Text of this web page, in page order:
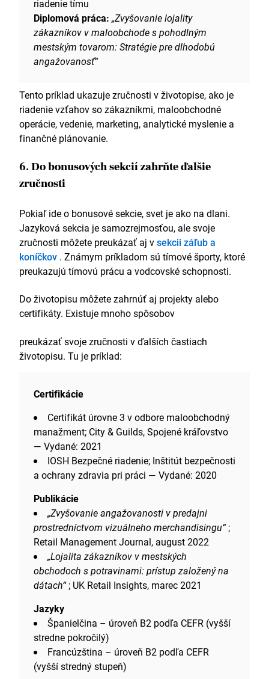
riadenie tímu
Diplomová práca: „Zvyšovanie lojality
zákazníkov v maloobchode s pohodlným
mestským tovarom: Stratégie pre dlhodobú
angažovanosť“
Tento príklad ukazuje zručnosti v životopise, ako je
riadenie vzťahov so zákazníkmi, maloobchodné
operácie, vedenie, marketing, analytické myslenie a
finančné plánovanie.
6. Do bonusových sekcií zahrňte ďalšie
zručnosti
Pokiaľ ide o bonusové sekcie, svet je ako na dlani.
Jazyková sekcia je samozrejmosťou, ale svoje
zručnosti môžete preukázať aj vsekcii záľub a
koníčkov . Známym príkladom sú tímové športy, ktoré
preukazujú tímovú prácu a vodcovské schopnosti.
Do životopisu môžete zahrnúť aj projekty alebo
certifikáty. Existuje mnoho spôsobov
preukázať svoje zručnosti v ďalších častiach
životopisu. Tu je príklad:
Certifikácie
Certifikát úrovne 3 v odbore maloobchodný
manažment; City & Guilds, Spojené kráľovstvo
— Vydané: 2021
IOSH Bezpečné riadenie; Inštitút bezpečnosti
a ochrany zdravia pri práci — Vydané: 2020
Publikácie
„Zvyšovanie angažovanosti v predajni
prostredníctvom vizuálneho merchandisingu“;
Retail Management Journal, august 2022
„Lojalita zákazníkov v mestských
obchodoch s potravinami: prístup založený na
dátach“; UK Retail Insights, marec 2021
Jazyky
Španielčina – úroveň B2 podľa CEFR (vyšší
stredne pokročilý)
Francúzština – úroveň B2 podľa CEFR
(vyšší stredný stupeň)